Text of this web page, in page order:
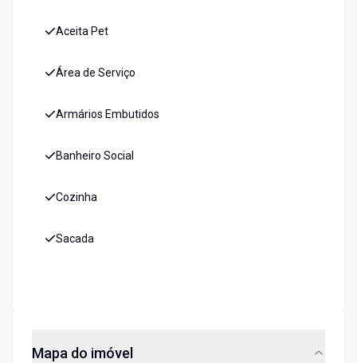
Aceita Pet
Área de Serviço
Armários Embutidos
Banheiro Social
Cozinha
Sacada
Mapa do imóvel